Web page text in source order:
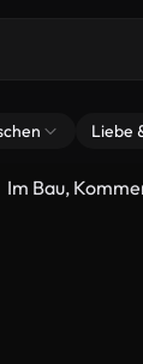
Liebe
Im Bau,